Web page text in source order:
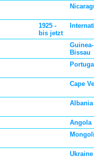
1925 -
bis jetzt
Guinea-
Bissau
Portugal
Cape
Albania
Angola
Ukraine